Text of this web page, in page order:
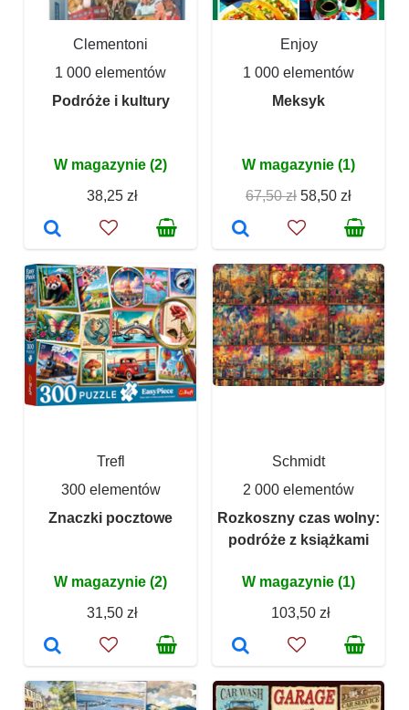
Clementoni
1 000 elementów
Podróże i kultury
W magazynie (2)
38,25 zł
Enjoy
1 000 elementów
Meksyk
W magazynie (1)
67,50 zł 58,50 zł
Trefl
300 elementów
Znaczki pocztowe
W magazynie (2)
31,50 zł
Schmidt
2 000 elementów
Rozkoszny czas wolny:
podróże z książkami
W magazynie (1)
103,50 zł